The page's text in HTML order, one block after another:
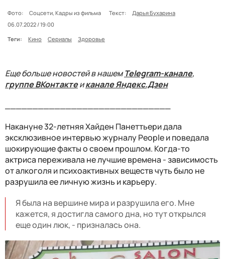
Фото: Соцсети, Кадры из фильма Текст:
Дарья Бухарина
06.07.2022 / 19:00
Теги:
Кино Сериалы Здоровье
Еще больше новостей в нашемTelegram-канале,
группе ВКонтактеиканале Яндекс.Дзен
Накануне 32-летняя Хайден Панеттьери дала
эксклюзивное интервью журналу People и поведала
шокирующие факты о своем прошлом. Когда-то
актриса переживала не лучшие времена - зависимость
от алкоголя и психоактивных веществ чуть было не
разрушила ее личную жизнь и карьеру.
Я была на вершине мира и разрушила его. Мне
кажется, я достигла самого дна, но тут открылся
еще один люк, - призналась она.